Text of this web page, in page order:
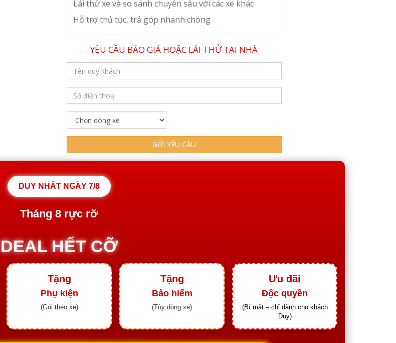
Lái thử xe và so sánh chuyên sâu với các xe khác
Hỗ trợ thủ tục, trả góp nhanh chóng
YÊU CẦU BÁO GIÁ HOẶC LÁI THỬ TẠI NHÀ
GỬI YÊU CẦU
DUY NHẤT NGÀY 7/8
Tháng 8 rực rỡ
DEAL HẾT CỠ
Tặng
Phụ kiện
(Gói theo xe)
Tặng
Bảo hiểm
(Tùy dòng xe)
Ưu đãi
Độc quyền
(Bí mật – chỉ dành cho khách
Duy)